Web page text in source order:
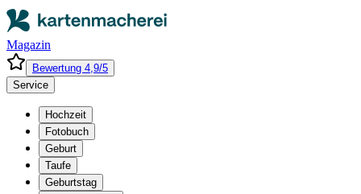
Magazin
Bewertung 4,9/5
Service
Hochzeit
Fotobuch
Geburt
Taufe
Geburtstag